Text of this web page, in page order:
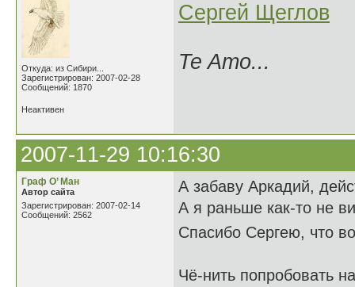
Откуда: из Сибири...
Зарегистрирован: 2007-02-28
Сообщений: 1870
Сергей Щеглов
Te Amo...
Неактивен
2007-11-29 10:16:30
Граф О’ Ман
Автор сайта
Зарегистрирован: 2007-02-14
Сообщений: 2562
А забаву Аркадий,
А я раньше как-то не
Спасибо Сергею, что
Чё-нить попробовать